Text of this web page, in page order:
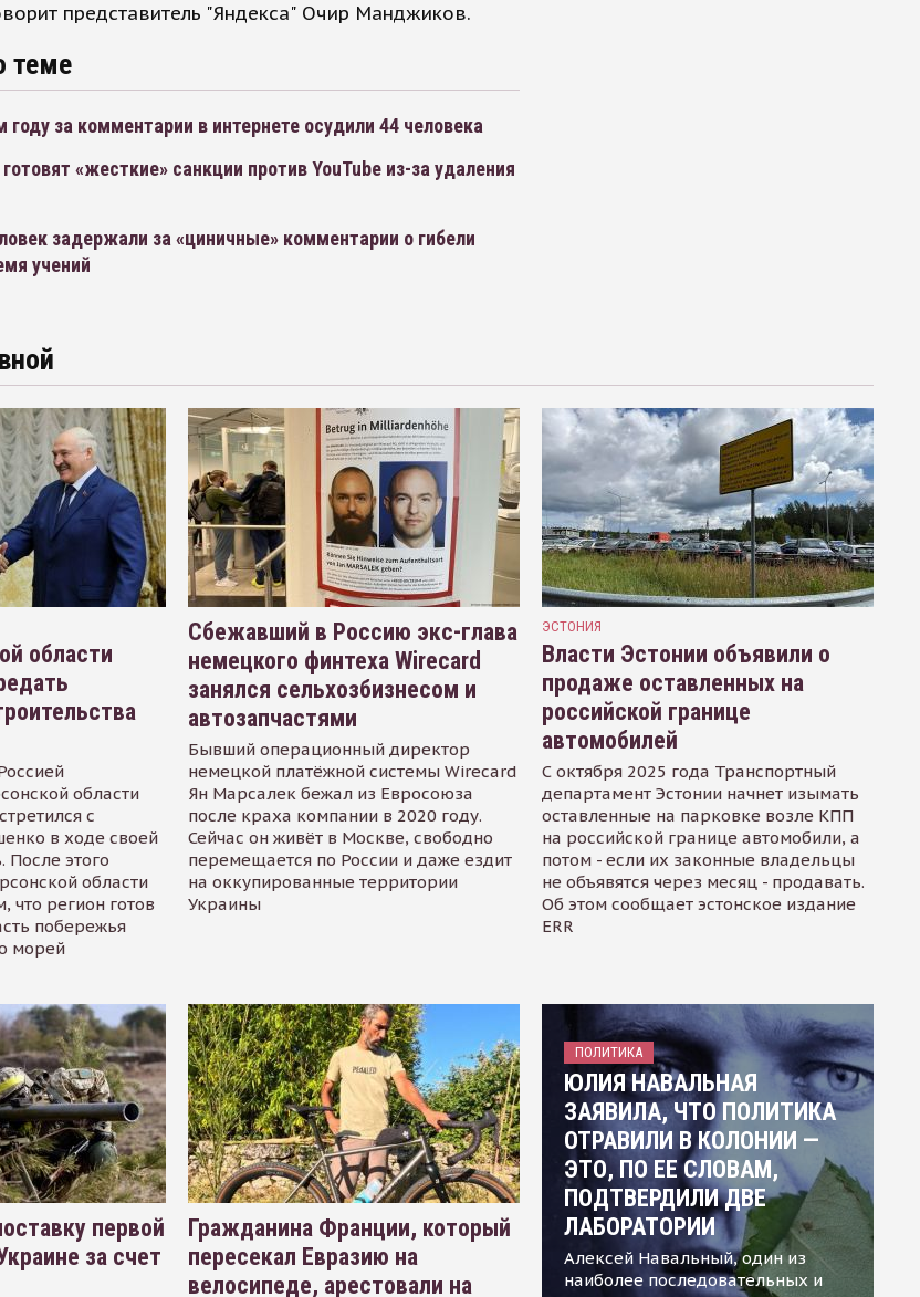
представитель "Яндекса" Очир Манджиков.
теме
за комментарии в интернете осудили 44 человека
«жесткие» санкции против YouTube из-за удаления
задержали за «циничные» комментарии о гибели
учений
области
области
с
в ходе своей
После этого
области
что регион готов
побережья
морей
Сбежавший в Россию экс-глава
немецкого финтеха Wirecard
занялся сельхозбизнесом и
автозапчастями
Бывший операционный директор
немецкой платёжной системы Wirecard
Ян Марсалек бежал из Евросоюза
после краха компании в 2020 году.
Сейчас он живёт в Москве, свободно
перемещается по России и даже ездит
на оккупированные территории
Украины
ЭСТОНИЯ
Власти Эстонии объявили о
продаже оставленных на
российской границе
автомобилей
С октября 2025 года Транспортный
департамент Эстонии начнет изымать
оставленные на парковке возле КПП
на российской границе автомобили, а
потом - если их законные владельцы
не объявятся через месяц - продавать.
Об этом сообщает эстонское издание
ERR
первой
за счет
Гражданина Франции, который
пересекал Евразию на
велосипеде, арестовали на
ПОЛИТИКА
ЮЛИЯ НАВАЛЬНАЯ
ЗАЯВИЛА, ЧТО ПОЛИТИКА
ОТРАВИЛИ В КОЛОНИИ —
ЭТО, ПО ЕЕ СЛОВАМ,
ПОДТВЕРДИЛИ ДВЕ
ЛАБОРАТОРИИ
Алексей Навальный, один из
наиболее последовательных и